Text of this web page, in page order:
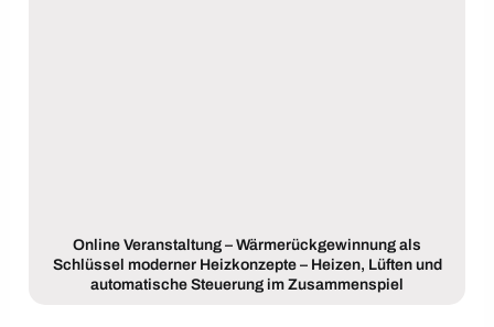
Online Veranstaltung – Wärmerückgewinnung als
Schlüssel moderner Heizkonzepte – Heizen, Lüften und
automatische Steuerung im Zusammenspiel